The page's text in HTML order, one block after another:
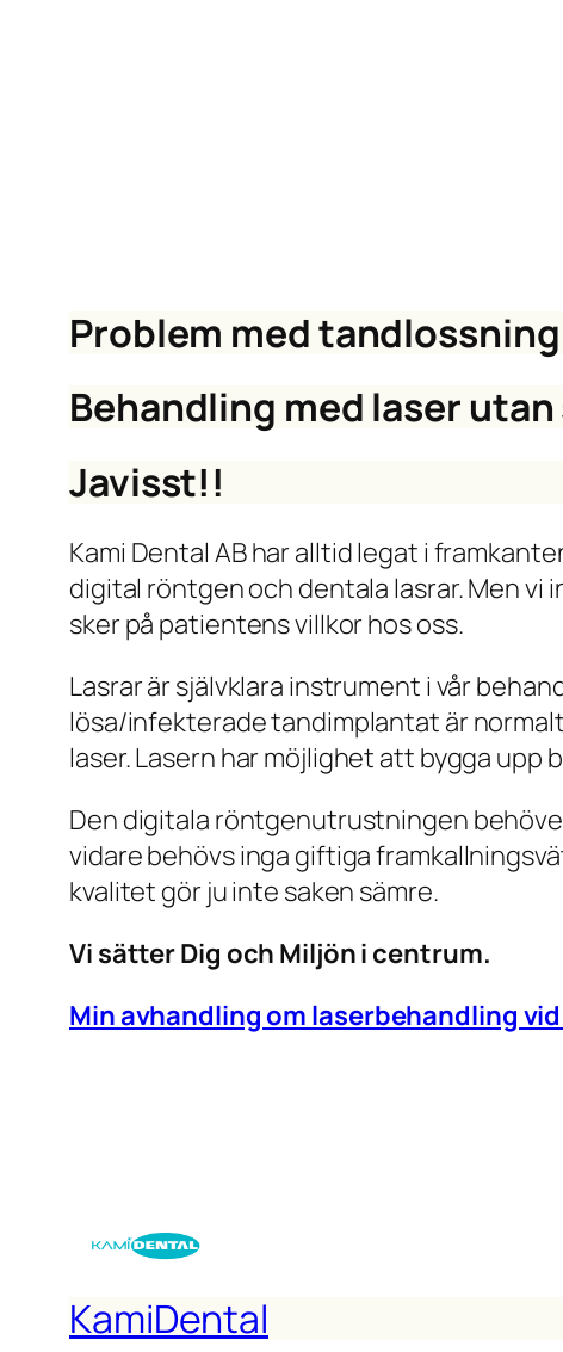
Problem med
Behandling med laser
Javisst!!
Kami Dental AB har alltid legat i
digital röntgen och dentala lasrar. Men vi
sker på patientens villkor hos oss.
Lasrar är självklara instrument i vår
lösa/infekterade tandimplantat är
laser. Lasern har möjlighet att bygga
Den digitala röntgenutrustningen
vidare behövs inga giftiga
kvalitet gör ju inte saken sämre.
Vi sätter Dig och Miljön i centrum.
Min avhandling om laserbehandling
KamiDental